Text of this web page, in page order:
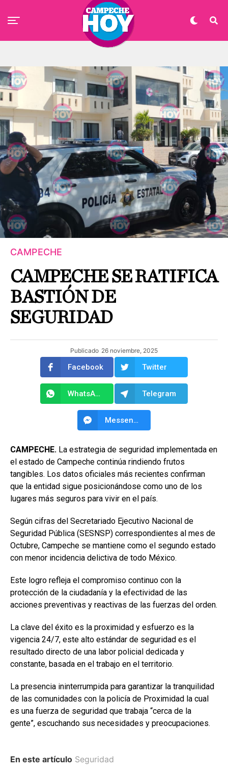
CAMPECHE
CAMPECHE SE RATIFICA
BASTIÓN DE
SEGURIDAD
Publicado 26 noviembre, 2025
Facebook Twitter
WhatsApp Telegram
Messenger
CAMPECHE. La estrategia de seguridad implementada en
el estado de Campeche continúa rindiendo frutos
tangibles. Los datos oficiales más recientes confirman
que la entidad sigue posicionándose como uno de los
lugares más seguros para vivir en el país.
Según cifras del Secretariado Ejecutivo Nacional de
Seguridad Pública (SESNSP) correspondientes al mes de
Octubre, Campeche se mantiene como el segundo estado
con menor incidencia delictiva de todo México.
Este logro refleja el compromiso continuo con la
protección de la ciudadanía y la efectividad de las
acciones preventivas y reactivas de las fuerzas del orden.
La clave del éxito es la proximidad y esfuerzo es la
vigencia 24/7, este alto estándar de seguridad es el
resultado directo de una labor policial dedicada y
constante, basada en el trabajo en el territorio.
La presencia ininterrumpida para garantizar la tranquilidad
de las comunidades con la policía de Proximidad la cual
es una fuerza de seguridad que trabaja “cerca de la
gente”, escuchando sus necesidades y preocupaciones.
En este artículo Seguridad